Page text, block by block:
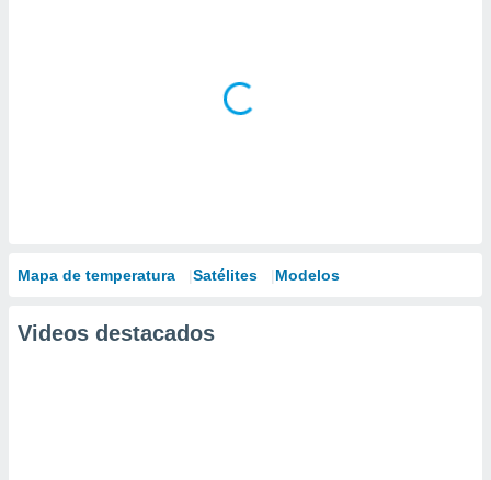
Mapa de temperatura Satélites Modelos
Videos destacados